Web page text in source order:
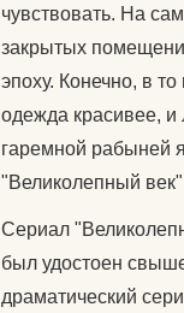
чувствовать. На
закрытых
эпоху. Конечно, в
одежда красивее, и
гаремной рабыней
"Великолепный век"
Сериал
был удостоен
драматический